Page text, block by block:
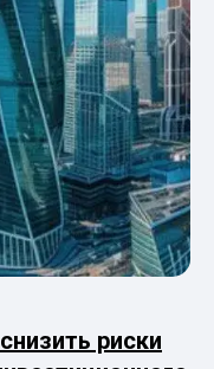
риски